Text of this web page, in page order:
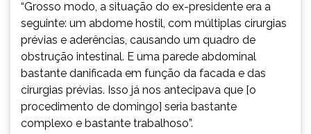
“Grosso modo, a situação do ex-presidente era a
seguinte: um abdome hostil, com múltiplas cirurgias
prévias e aderências, causando um quadro de
obstrução intestinal. E uma parede abdominal
bastante danificada em função da facada e das
cirurgias prévias. Isso já nos antecipava que [o
procedimento de domingo] seria bastante
complexo e bastante trabalhoso”.